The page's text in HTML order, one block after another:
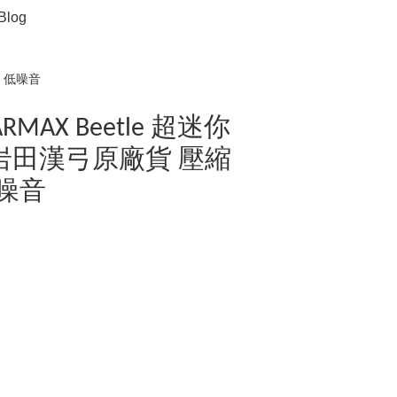
Blog
低噪音
Beetle 超迷你
田漢弓原廠貨 壓縮
音